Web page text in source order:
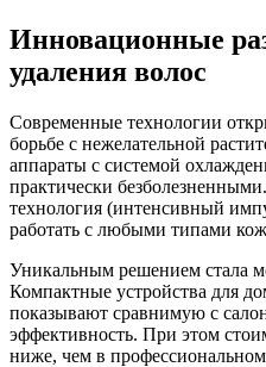
Инновационные
удаления волос
Современные технологии
борьбе с нежелательной
аппараты с системой
практически
технология (интенсивный
работать с любыми типами
Уникальным решением стала
Компактные устройства для
показывают сравнимую с
эффективность. При этом
ниже, чем в профессиональном